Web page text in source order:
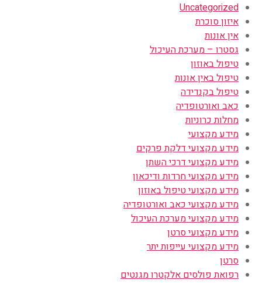
Uncategorized
איזון סוכרת
אין אונות
גסטרו – מערכת העיכול
טיפול באוזון
טיפול באין אונות
טיפול בקנדידה
כאב ואורטופדיה
מחלות כרוניות
מידע מקצועי
מידע מקצועי דלקת פרקים
מידע מקצועי דרכי השתן
מידע מקצועי חרדות ודיכאון
מידע מקצועי טיפול באוזון
מידע מקצועי כאב ואורטופדיה
מידע מקצועי מערכת העיכול
מידע מקצועי סרטן
מידע מקצועי עייפות יתר
סרטן
רפואת פולסים אלקטרו מגנטים